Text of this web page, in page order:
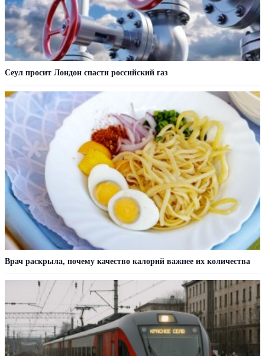
Сеул просит Лондон спасти российский газ
Врач раскрыла, почему качество калорий важнее их количества